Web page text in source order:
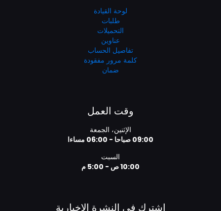
لوحة القيادة
طلبات
التحميلات
عناوين
تفاصيل الحساب
كلمة مرور مفقودة
ضمان
وقت العمل
الإثنين، الجمعة
09:00 صباحا - 06:00 مساءا
السبت
10:00 ص - 5:00 م
اشترك في النشرة الإخبارية